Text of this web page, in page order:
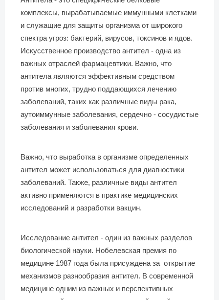
комплексы, вырабатываемые иммунными клетками
и служащие для защиты организма от широкого
спектра угроз: бактерий, вирусов, токсинов и ядов.
Искусственное производство антител - одна из
важных отраслей фармацевтики. Важно, что
антитела являются эффективным средством
против многих, трудно поддающихся лечению
заболеваний, таких как различные виды рака,
аутоиммунные заболевания, сердечно - сосудистые
заболевания и заболевания крови.
Важно, что выработка в организме определенных
антител может использоваться для диагностики
заболеваний. Также, различные виды антител
активно применяются в практике медицинских
исследований и разработки вакцин.
Исследование антител - один из важных разделов
биологической науки. Нобелевская премия по
медицине 1987 года была присуждена за открытие
механизмов разнообразия антител. В современной
медицине одним из важных и перспективных